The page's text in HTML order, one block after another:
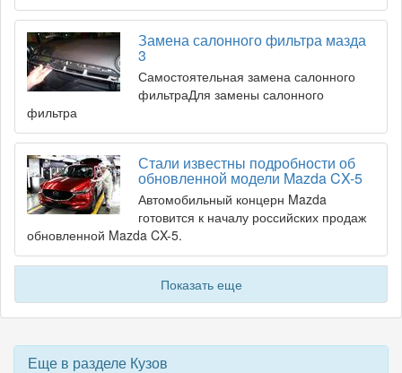
Замена салонного фильтра мазда
3
Самостоятельная замена салонного
фильтраДля замены салонного
фильтра
Стали известны подробности об
обновленной модели Mazda CX-5
Автомобильный концерн Mazda
готовится к началу российских продаж
обновленной Mazda CX-5.
Показать еще
Еще в разделе Кузов